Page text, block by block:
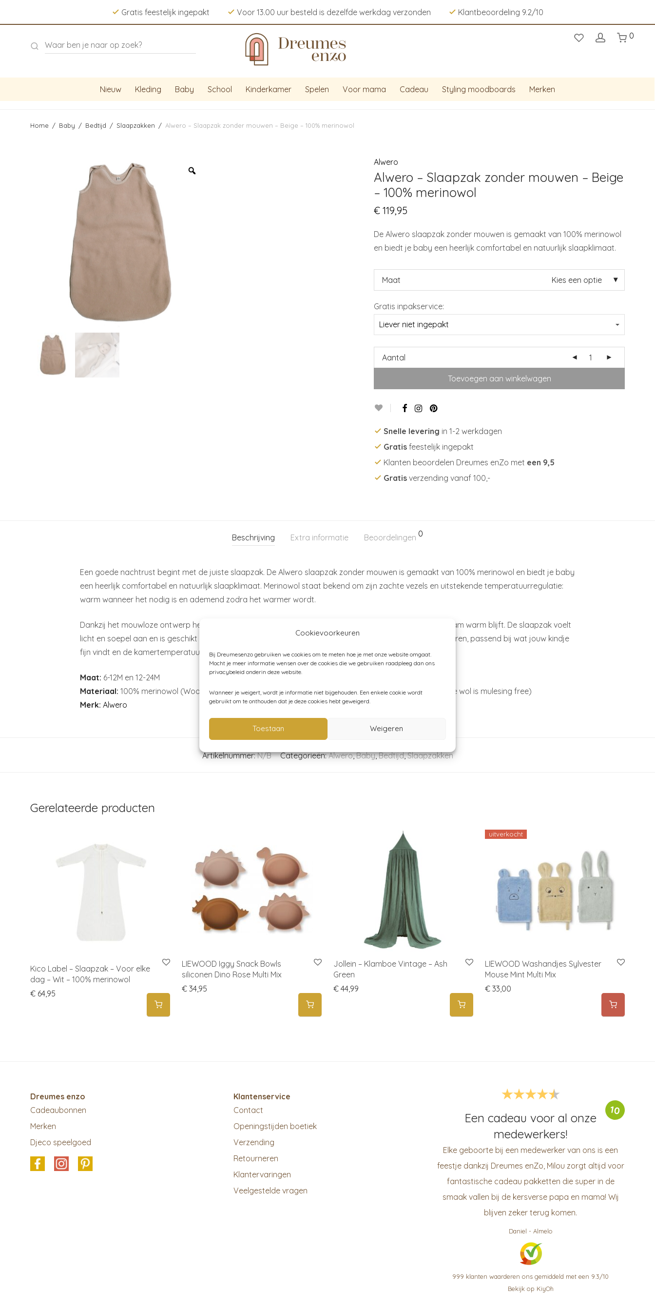
Cookievoorkeuren
Bij Dreumesenzo gebruiken we cookies om te meten hoe je met onze website omgaat.
Mocht je meer informatie wensen over de cookies die we gebruiken raadpleeg dan ons
privacybeleid onderin deze website.
Wanneer je weigert, wordt je informatie niet bijgehouden. Een enkele cookie wordt
gebruikt om te onthouden dat je deze cookies hebt geweigerd.
Toestaan Weigeren
Gratis feestelijk ingepakt Voor 13.00 uur besteld is dezelfde werkdag verzonden Klantbeoordeling 9.2/10
0
Nieuw Kleding Baby School Kinderkamer Spelen Voor mama Cadeau Styling moodboards Merken
Home / Baby / Bedtijd / Slaapzakken / Alwero – Slaapzak zonder mouwen – Beige – 100% merinowol
Alwero
Alwero – Slaapzak zonder mouwen – Beige
– 100% merinowol
€ 119,95
De Alwero slaapzak zonder mouwen is gemaakt van 100% merinowol
en biedt je baby een heerlijk comfortabel en natuurlijk slaapklimaat.
Maat Kies een optie
Gratis inpakservice:
Aantal
Toevoegen aan winkelwagen
Snelle levering in 1-2 werkdagen
Gratis feestelijk ingepakt
Klanten beoordelen Dreumes enZo met een 9,5
Gratis verzending vanaf 100,-
Beschrijving Extra informatie Beoordelingen 0
Een goede nachtrust begint met de juiste slaapzak. De Alwero slaapzak zonder mouwen is gemaakt van 100% merinowol en biedt je baby
een heerlijk comfortabel en natuurlijk slaapklimaat. Merinowol staat bekend om zijn zachte vezels en uitstekende temperatuurregulatie:
warm wanneer het nodig is en ademend zodra het warmer wordt.
Dankzij het mouwloze ontwerp heeft je kindje voldoende bewegingsvrijheid, terwijl het lichaam aangenaam warm blijft. De slaapzak voelt
licht en soepel aan en is geschikt voor ieder seizoen. Door het mouwloze ontwerp kun je zelf laagjes creëren, passend bij wat jouw kindje
fijn vindt en de kamertemperatuur.
Maat: 6-12M en 12-24M
Materiaal: 100% merinowol (Woolmark-gecertificeerd, wat garant staat voor hoogwaardige kwaliteit. De wol is mulesing free)
Merk: Alwero
Artikelnummer:N/B Categorieën:Alwero,Baby,Bedtijd,Slaapzakken
Gerelateerde producten
Kico Label – Slaapzak – Voor elke
dag – Wit – 100% merinowol
€ 64,95
LIEWOOD Iggy Snack Bowls
siliconen Dino Rose Multi Mix
€ 34,95
Jollein – Klamboe Vintage – Ash
Green
€ 44,99
uitverkocht
LIEWOOD Washandjes Sylvester
Mouse Mint Multi Mix
€ 33,00
Dreumes enzo
Cadeaubonnen
Merken
Djeco speelgoed
Klantenservice
Contact
Openingstijden boetiek
Verzending
Retourneren
Klantervaringen
Veelgestelde vragen
10
Een cadeau voor al onze
medewerkers!
Elke geboorte bij een medewerker van ons is een
feestje dankzij Dreumes enZo, Milou zorgt altijd voor
fantastische cadeau pakketten die super in de
smaak vallen bij de kersverse papa en mama! Wij
blijven zeker terug komen.
Daniel - Almelo
999 klanten waarderen ons gemiddeld met een 9.3/10
Bekijk op KiyOh